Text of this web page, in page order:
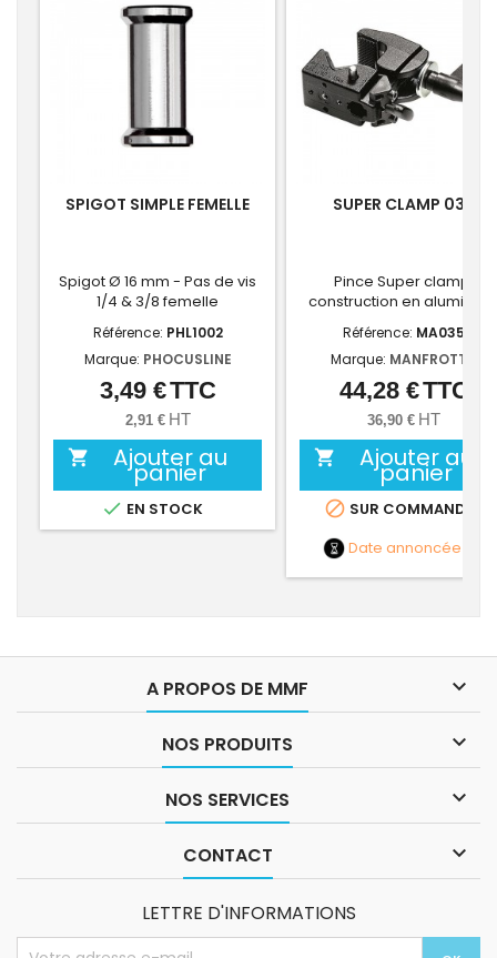
SPIGOT SIMPLE FEMELLE
Spigot Ø 16 mm - Pas de vis
1/4 & 3/8 femelle
Référence: PHL1002
Marque: PHOCUSLINE
Prix
3,49 €TTC
2,91 € HT
 Ajouter au
panier
 EN STOCK
SUPER CLAMP 035
Pince Super clamp,
construction en
Référence: MA035
Marque: MANFROTTO
Prix
44,28 €TTC
36,90 € HT
 Ajouter au
panier
 SUR COMMANDE
Date annoncée
A PROPOS DE MMF 
NOS PRODUITS 
NOS SERVICES 
CONTACT 
LETTRE D'INFORMATIONS